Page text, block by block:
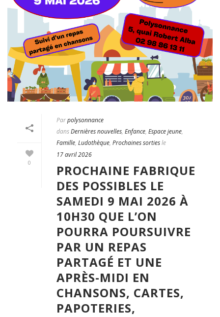
0
Parpolysonnance
dansDernières nouvelles, Enfance, Espace jeune,
Famille, Ludothèque, Prochaines sortiesle
17 avril 2026
PROCHAINE FABRIQUE
DES POSSIBLES LE
SAMEDI 9 MAI 2026 À
10H30 QUE L’ON
POURRA POURSUIVRE
PAR UN REPAS
PARTAGÉ ET UNE
APRÈS-MIDI EN
CHANSONS, CARTES,
PAPOTERIES,